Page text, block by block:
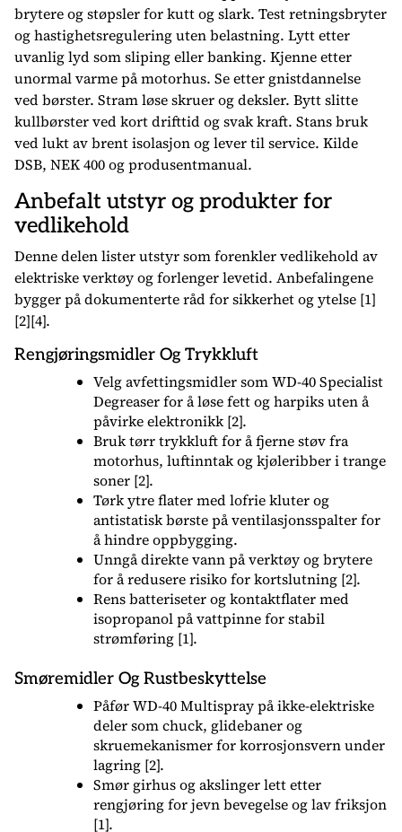
brytere og støpsler for kutt og slark. Test retningsbryter
og hastighetsregulering uten belastning. Lytt etter
uvanlig lyd som sliping eller banking. Kjenne etter
unormal varme på motorhus. Se etter gnistdannelse
ved børster. Stram løse skruer og deksler. Bytt slitte
kullbørster ved kort drifttid og svak kraft. Stans bruk
ved lukt av brent isolasjon og lever til service. Kilde
DSB, NEK 400 og produsentmanual.
Anbefalt utstyr og produkter for
vedlikehold
Denne delen lister utstyr som forenkler vedlikehold av
elektriske verktøy og forlenger levetid. Anbefalingene
bygger på dokumenterte råd for sikkerhet og ytelse [1]
[2][4].
Rengjøringsmidler Og Trykkluft
Velg avfettingsmidler som WD-40 Specialist
Degreaser for å løse fett og harpiks uten å
påvirke elektronikk [2].
Bruk tørr trykkluft for å fjerne støv fra
motorhus, luftinntak og kjøleribber i trange
soner [2].
Tørk ytre flater med lofrie kluter og
antistatisk børste på ventilasjonsspalter for
å hindre oppbygging.
Unngå direkte vann på verktøy og brytere
for å redusere risiko for kortslutning [2].
Rens batteriseter og kontaktflater med
isopropanol på vattpinne for stabil
strømføring [1].
Smøremidler Og Rustbeskyttelse
Påfør WD-40 Multispray på ikke-elektriske
deler som chuck, glidebaner og
skruemekanismer for korrosjonsvern under
lagring [2].
Smør girhus og akslinger lett etter
rengjøring for jevn bevegelse og lav friksjon
[1].